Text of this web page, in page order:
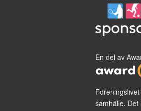
En del av
samhälle.